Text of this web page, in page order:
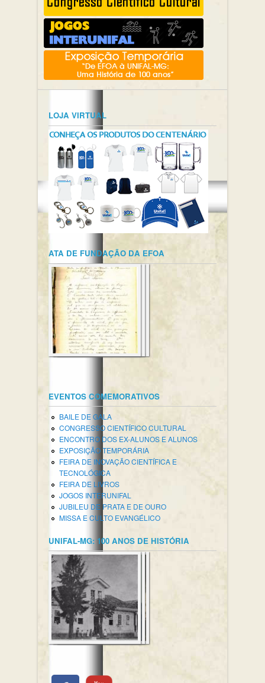
LOJA VIRTUAL
ATA DE FUNDAÇÃO DA EFOA
EVENTOS COMEMORATIVOS
BAILE DE GALA
CONGRESSO CIENTÍFICO CULTURAL
ENCONTRO DOS EX-ALUNOS E ALUNOS
EXPOSIÇÃO TEMPORÁRIA
FEIRA DE INOVAÇÃO CIENTÍFICA E
TECNOLÓGICA
FEIRA DE LIVROS
JOGOS INTERUNIFAL
JUBILEU DE PRATA E DE OURO
MISSA E CULTO EVANGÉLICO
UNIFAL-MG: 100 ANOS DE HISTÓRIA